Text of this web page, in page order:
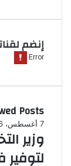
إنضم
Posts
7 أغسطس، 2026
وزير